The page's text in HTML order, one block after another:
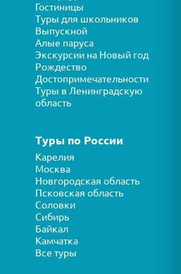
Гостиницы
Туры для школьников
Выпускной
Алые паруса
Экскурсии на Новый год
Рождество
Достопримечательности
Туры в Ленинградскую
область
Туры по России
Карелия
Москва
Новгородская область
Псковская область
Соловки
Сибирь
Байкал
Камчатка
Все туры